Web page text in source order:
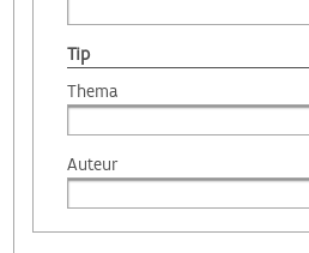
Tip
Thema
Auteur